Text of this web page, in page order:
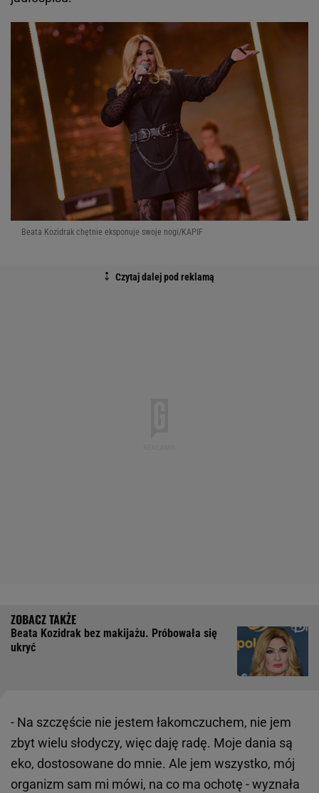
Beata Kozidrak chętnie eksponuje swoje nogi/KAPIF
Beata Kozidrak bez makijażu. Próbowała się
ukryć
- Na szczęście nie jestem łakomczuchem, nie jem
zbyt wielu słodyczy, więc daję radę. Moje dania są
eko, dostosowane do mnie. Ale jem wszystko, mój
organizm sam mi mówi, na co ma ochotę - wyznała